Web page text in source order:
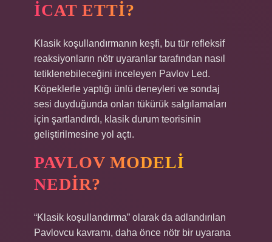
ICAT ETTI?
Klasik koşullandırmanın keşfi, bu tür refleksif
reaksiyonların nötr uyaranlar tarafından nasıl
tetiklenebileceğini inceleyen Pavlov Led.
Köpeklerle yaptığı ünlü deneyleri ve sondaj
sesi duyduğunda onları tükürük salgılamaları
için şartlandırdı, klasik durum teorisinin
geliştirilmesine yol açtı.
PAVLOV MODELI
NEDIR?
“Klasik koşullandırma” olarak da adlandırılan
Pavlovcu kavramı, daha önce nötr bir uyarana